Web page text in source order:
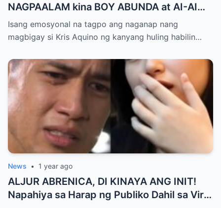
NAGPAALAM kina BOY ABUNDA at AI-AI
DELAS ALAS! Huling Habilin ng Queen of
All Media, NAGPAIYAK sa Buong Bayan —
Pagpapatawad, Isiniwalat na!
Isang emosyonal na tagpo ang naganap nang
magbigay si Kris Aquino ng kanyang huling habilin…
News • 1 year ago
ALJUR ABRENICA, DI KINAYA ANG INIT!
Napahiya sa Harap ng Publiko Dahil sa Viral